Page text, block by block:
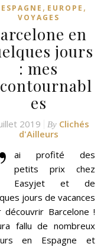
ESPAGNE , EUROPE ,
VOYAGES
en
jours
: mes
es
2019 By Clichés
d'Ailleurs
ai profité des
petits prix chez
Easyjet et de
jours de vacances
découvrir Barcelone !
fallu de nombreux
en Espagne et